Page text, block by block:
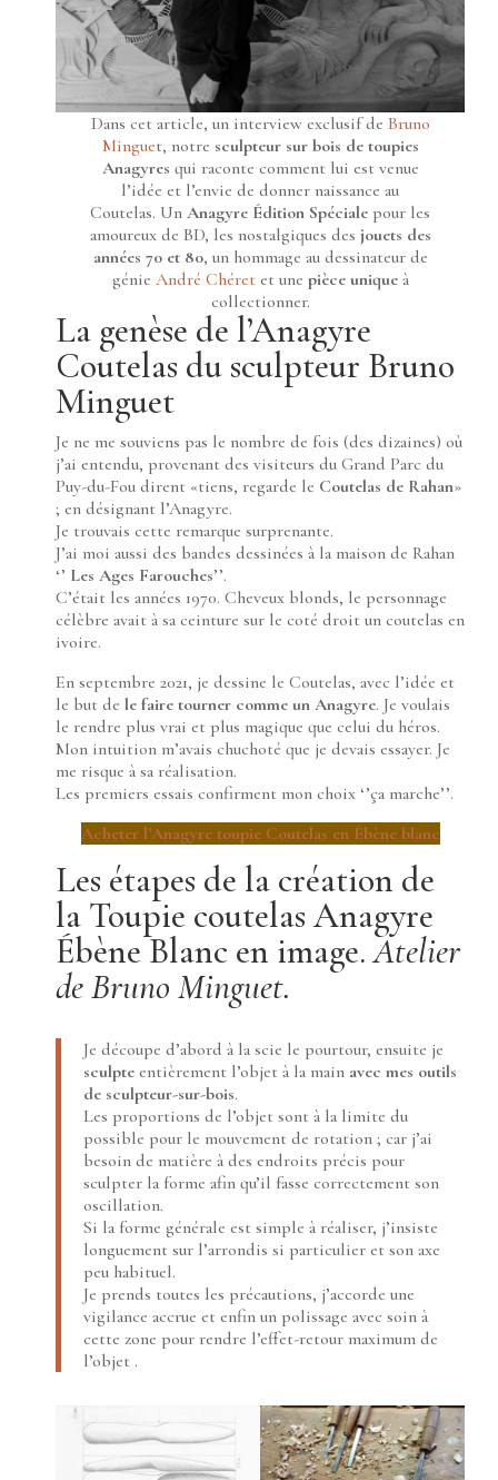
Dans cet article, un interview exclusif de Bruno
Minguet, notre sculpteur sur bois de toupies
Anagyres qui raconte comment lui est venue
l’idée et l’envie de donner naissance au
Coutelas. Un Anagyre Édition Spéciale pour les
amoureux de BD, les nostalgiques des jouets des
années 70 et 80, un hommage au dessinateur de
génie André Chéret et une pièce uniqueà
collectionner.
La genèse de l’Anagyre
Coutelas du sculpteur Bruno
Minguet
Je ne me souviens pas le nombre de fois (des dizaines) où
j’ai entendu, provenant des visiteurs du Grand Parc du
Puy-du-Fou dirent «tiens, regarde le Coutelas de Rahan»
; en désignant l’Anagyre.
Je trouvais cette remarque surprenante.
J’ai moi aussi des bandes dessinées à la maison de Rahan
‘’ Les Ages Farouches’’.
C’était les années 1970. Cheveux blonds, le personnage
célèbre avait à sa ceinture sur le coté droit un coutelas en
ivoire.
En septembre 2021, je dessine le Coutelas, avec l’idée et
le but de le faire tourner comme un Anagyre. Je voulais
le rendre plus vrai et plus magique que celui du héros.
Mon intuition m’avais chuchoté que je devais essayer. Je
me risque à sa réalisation.
Les premiers essais confirment mon choix ‘’ça marche’’.
Acheter l’Anagyre toupie Coutelas en Ébène blanc
Les étapes de la création de
la Toupie coutelas Anagyre
Ébène Blanc en image.Atelier
de Bruno Minguet.
Je découpe d’abord à la scie le pourtour, ensuite je
sculpte entièrement l’objet à la main avec mes outils
de sculpteur-sur-bois.
Les proportions de l’objet sont à la limite du
possible pour le mouvement de rotation ; car j’ai
besoin de matière à des endroits précis pour
sculpter la forme afin qu’il fasse correctement son
oscillation.
Si la forme générale est simple à réaliser, j’insiste
longuement sur l’arrondis si particulier et son axe
peu habituel.
Je prends toutes les précautions, j’accorde une
vigilance accrue et enfin un polissage avec soin à
cette zone pour rendre l’effet-retour maximum de
l’objet .